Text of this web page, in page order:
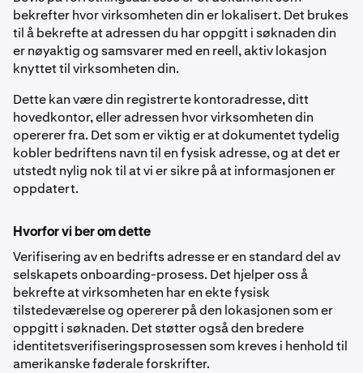
bekrefter hvor virksomheten din er lokalisert. Det brukes
til å bekrefte at adressen du har oppgitt i søknaden din
er nøyaktig og samsvarer med en reell, aktiv lokasjon
knyttet til virksomheten din.
Dette kan være din registrerte kontoradresse, ditt
hovedkontor, eller adressen hvor virksomheten din
opererer fra. Det som er viktig er at dokumentet tydelig
kobler bedriftens navn til en fysisk adresse, og at det er
utstedt nylig nok til at vi er sikre på at informasjonen er
oppdatert.
Hvorfor vi ber om dette
Verifisering av en bedrifts adresse er en standard del av
selskapets onboarding-prosess. Det hjelper oss å
bekrefte at virksomheten har en ekte fysisk
tilstedeværelse og opererer på den lokasjonen som er
oppgitt i søknaden. Det støtter også den bredere
identitetsverifiseringsprosessen som kreves i henhold til
amerikanske føderale forskrifter.